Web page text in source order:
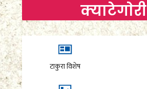
क्याटेगाेरी
टाकुरा विशेष